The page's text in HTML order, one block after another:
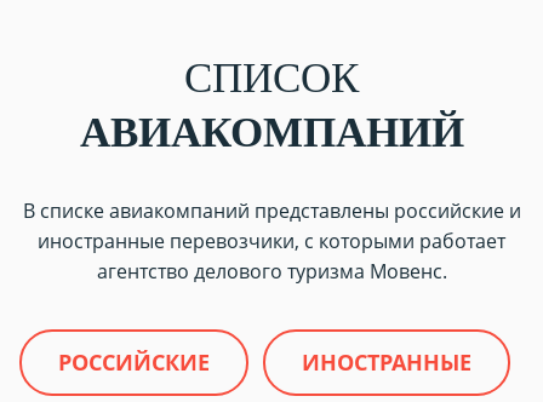
СПИСОК
АВИАКОМПАНИЙ
В списке авиакомпаний представлены российские и
иностранные перевозчики, с которыми работает
агентство делового туризма Мовенс.
РОССИЙСКИЕ ИНОСТРАННЫЕ